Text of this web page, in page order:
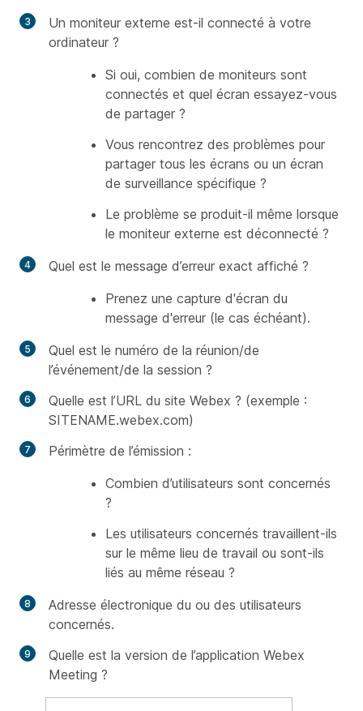
Un moniteur externe est-il connecté à votre
ordinateur ?
Si oui, combien de moniteurs sont
connectés et quel écran essayez-vous
de partager ?
Vous rencontrez des problèmes pour
partager tous les écrans ou un écran
de surveillance spécifique ?
Le problème se produit-il même lorsque
le moniteur externe est déconnecté ?
Quel est le message d’erreur exact affiché ?
Prenez une capture d'écran du
message d'erreur (le cas échéant).
Quel est le numéro de la réunion/de
l’événement/de la session ?
Quelle est l’URL du site Webex ? (exemple :
SITENAME.webex.com)
Périmètre de l’émission :
Combien d’utilisateurs sont concernés
?
Les utilisateurs concernés travaillent-ils
sur le même lieu de travail ou sont-ils
liés au même réseau ?
Adresse électronique du ou des utilisateurs
concernés.
Quelle est la version de l’application Webex
Meeting ?